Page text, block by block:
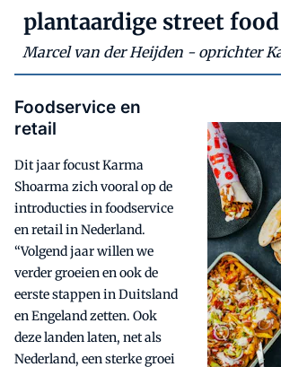
plantaardige street food
Marcel van der Heijden - oprichter
Foodservice en
retail
Dit jaar focust Karma
Shoarma zich vooral op de
introducties in foodservice
en retail in Nederland.
“Volgend jaar willen we
verder groeien en ook de
eerste stappen in Duitsland
en Engeland zetten. Ook
deze landen laten, net als
Nederland, een sterke groei